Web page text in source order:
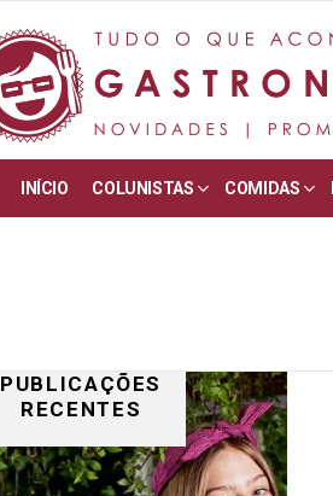
INÍCIO COLUNISTAS COMIDAS
PUBLICAÇÕES
RECENTES